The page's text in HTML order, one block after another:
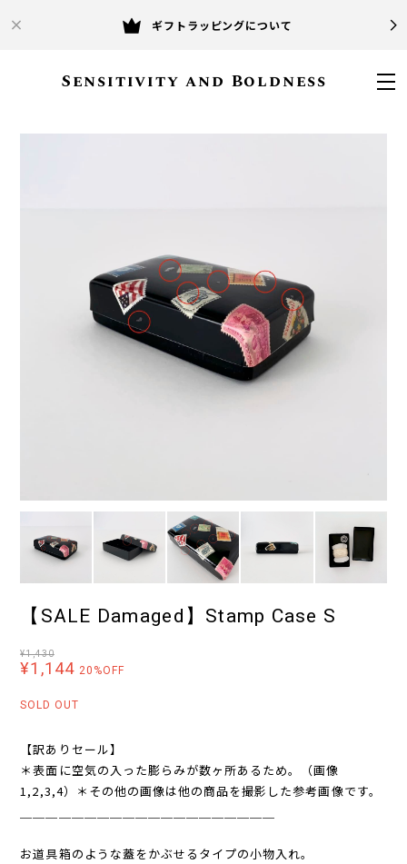
ギフトラッピングについて
Sensitivity and Boldness
【SALE Damaged】Stamp Case S
¥1,430
¥1,144 20%OFF
SOLD OUT
【訳ありセール】
＊表面に空気の入った膨らみが数ヶ所あるため。（画像
1,2,3,4）＊その他の画像は他の商品を撮影した参考画像です。
お道具箱のような蓋をかぶせるタイプの小物入れ。